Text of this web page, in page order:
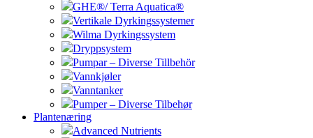
GHE®/ Terra Aquatica®
Vertikale Dyrkingssystemer
Wilma Dyrkingssystem
Dryppsystem
Pumpar – Diverse Tillbehör
Vannkjøler
Vanntanker
Pumper – Diverse Tilbehør
Plantenæring
Advanced Nutrients